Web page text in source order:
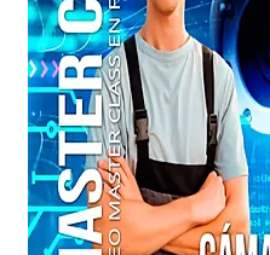
CONTACTO